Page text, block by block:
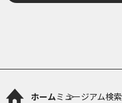
ホームミュージアム検索